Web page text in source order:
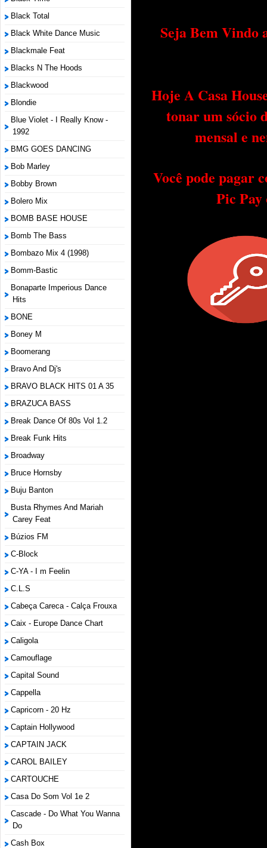
Black Total
Black White Dance Music
Blackmale Feat
Blacks N The Hoods
Blackwood
Blondie
Blue Violet - I Really Know -
1992
BMG GOES DANCING
Bob Marley
Bobby Brown
Bolero Mix
BOMB BASE HOUSE
Bomb The Bass
Bombazo Mix 4 (1998)
Bomm-Bastic
Bonaparte Imperious Dance
Hits
BONE
Boney M
Boomerang
Bravo And Dj's
BRAVO BLACK HITS 01 A 35
BRAZUCA BASS
Break Dance Of 80s Vol 1.2
Break Funk Hits
Broadway
Bruce Hornsby
Buju Banton
Busta Rhymes And Mariah
Carey Feat
Búzios FM
C-Block
C-YA - I m Feelin
C.L.S
Cabeça Careca - Calça Frouxa
Caix - Europe Dance Chart
Caligola
Camouflage
Capital Sound
Cappella
Capricorn - 20 Hz
Captain Hollywood
CAPTAIN JACK
CAROL BAILEY
CARTOUCHE
Casa Do Som Vol 1e 2
Cascade - Do What You Wanna
Do
Cash Box
Seja Bem Vindo
Hoje A Casa
tonar um sócio
mensal e
Você pode pagar
Pic